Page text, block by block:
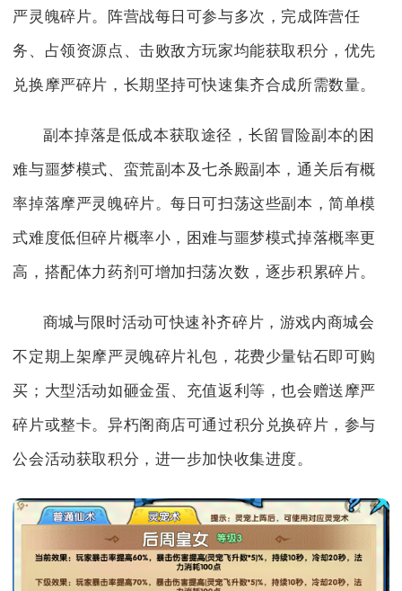
严灵魄碎片。阵营战每日可参与多次，完成阵营任
务、占领资源点、击败敌方玩家均能获取积分，优先
兑换摩严碎片，长期坚持可快速集齐合成所需数量。
副本掉落是低成本获取途径，长留冒险副本的困
难与噩梦模式、蛮荒副本及七杀殿副本，通关后有概
率掉落摩严灵魄碎片。每日可扫荡这些副本，简单模
式难度低但碎片概率小，困难与噩梦模式掉落概率更
高，搭配体力药剂可增加扫荡次数，逐步积累碎片。
商城与限时活动可快速补齐碎片，游戏内商城会
不定期上架摩严灵魄碎片礼包，花费少量钻石即可购
买；大型活动如砸金蛋、充值返利等，也会赠送摩严
碎片或整卡。异朽阁商店可通过积分兑换碎片，参与
公会活动获取积分，进一步加快收集进度。